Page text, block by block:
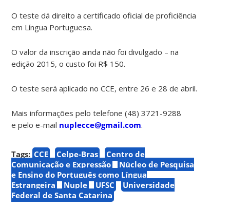
O teste dá direito a certificado oficial de proficiência
em Língua Portuguesa.
O valor da inscrição ainda não foi divulgado – na
edição 2015, o custo foi R$ 150.
O teste será aplicado no CCE, entre 26 e 28 de abril.
Mais informações pelo telefone (48) 3721-9288
e pelo e-mail nuplecce@gmail.com.
Tags: CCE Celpe-Bras
Centro de
Comunicação e Expressão
Núcleo de Pesquisa
e Ensino do Português como Língua
Estrangeira
Nuple UFSC
Universidade
Federal de Santa Catarina